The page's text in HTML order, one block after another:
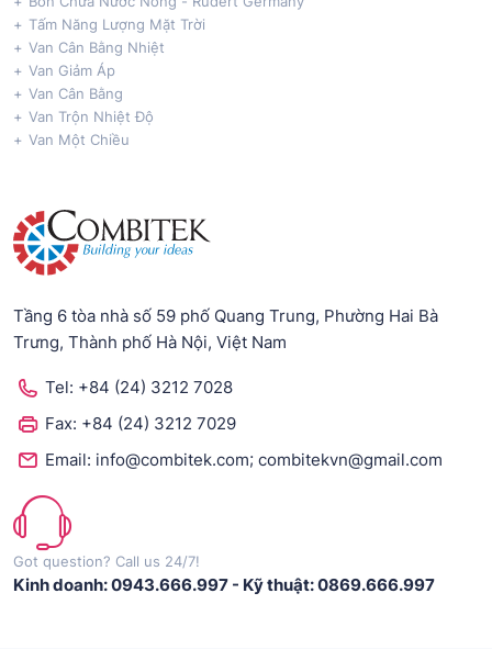
Tấm Năng Lượng Mặt Trời
Van Cân Bằng Nhiệt
Van Giảm Áp
Van Cân Bằng
Van Trộn Nhiệt Độ
Van Một Chiều
Tầng 6 tòa nhà số 59 phố Quang Trung, Phường Hai Bà
Trưng, Thành phố Hà Nội, Việt Nam
Tel: +84 (24) 3212 7028
Fax: +84 (24) 3212 7029
Email: info@combitek.com; combitekvn@gmail.com
Got question? Call us 24/7!
Kinh doanh: 0943.666.997 - Kỹ thuật: 0869.666.997